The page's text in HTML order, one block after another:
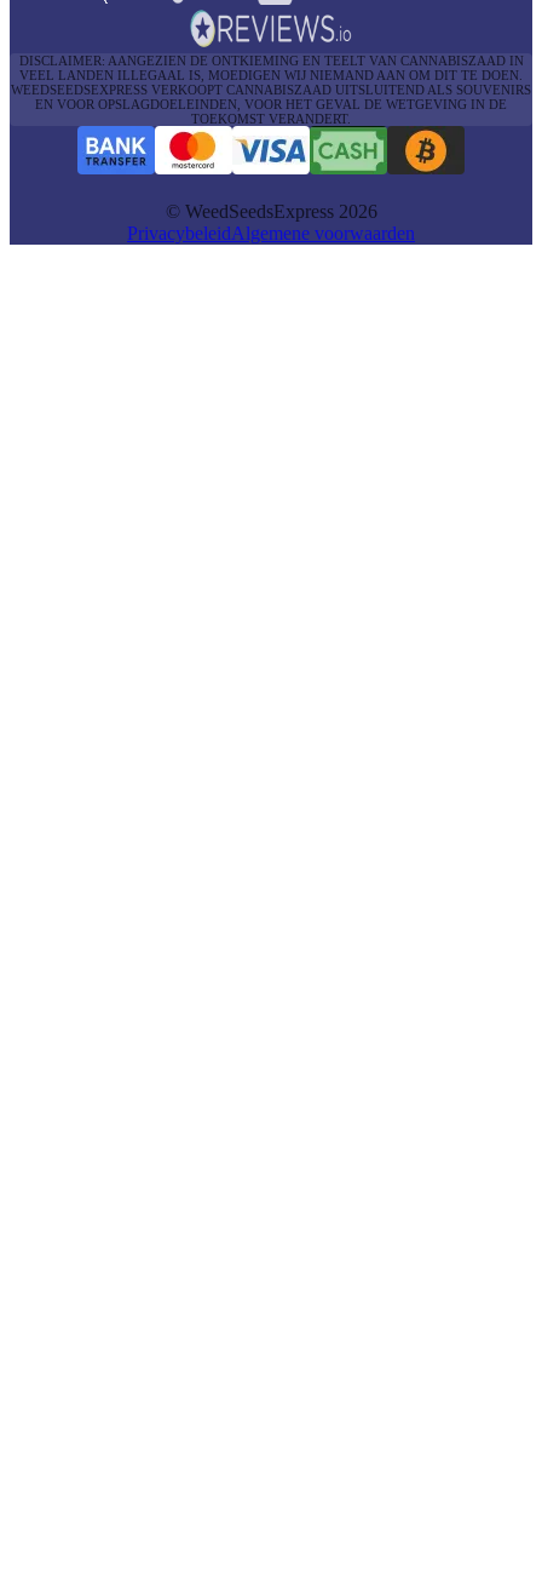
DISCLAIMER: AANGEZIEN DE ONTKIEMING EN TEELT VAN CANNABISZAAD IN
VEEL LANDEN ILLEGAAL IS, MOEDIGEN WIJ NIEMAND AAN OM DIT TE DOEN.
WEEDSEEDSEXPRESS VERKOOPT CANNABISZAAD UITSLUITEND ALS SOUVENIRS
EN VOOR OPSLAGDOELEINDEN, VOOR HET GEVAL DE WETGEVING IN DE
TOEKOMST VERANDERT.
© WeedSeedsExpress 2026
PrivacybeleidAlgemene voorwaarden